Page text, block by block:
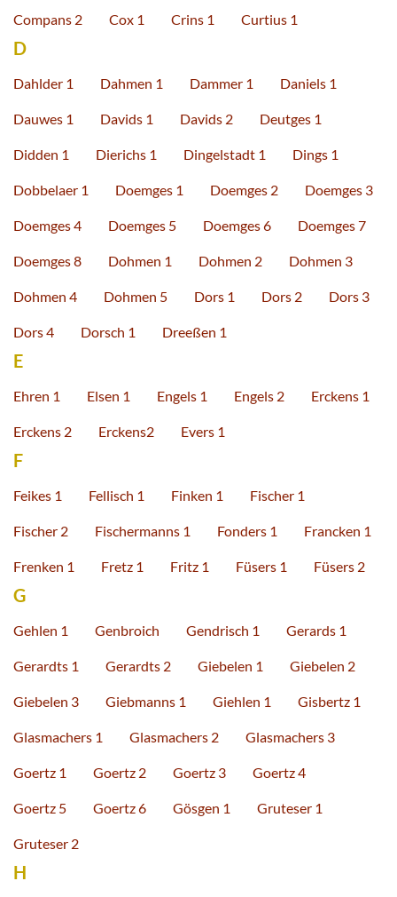
Compans 2 Cox 1 Crins 1 Curtius 1
D
Dahlder 1 Dahmen 1 Dammer 1 Daniels 1
Dauwes 1 Davids 1 Davids 2 Deutges 1
Didden 1 Dierichs 1 Dingelstadt 1 Dings 1
Dobbelaer 1 Doemges 1 Doemges 2 Doemges 3
Doemges 4 Doemges 5 Doemges 6 Doemges 7
Doemges 8 Dohmen 1 Dohmen 2 Dohmen 3
Dohmen 4 Dohmen 5 Dors 1 Dors 2 Dors 3
Dors 4 Dorsch 1 Dreeßen 1
E
Ehren 1 Elsen 1 Engels 1 Engels 2 Erckens 1
Erckens 2 Erckens2 Evers 1
F
Feikes 1 Fellisch 1 Finken 1 Fischer 1
Fischer 2 Fischermanns 1 Fonders 1 Francken 1
Frenken 1 Fretz 1 Fritz 1 Füsers 1 Füsers 2
G
Gehlen 1 Genbroich Gendrisch 1 Gerards 1
Gerardts 1 Gerardts 2 Giebelen 1 Giebelen 2
Giebelen 3 Giebmanns 1 Giehlen 1 Gisbertz 1
Glasmachers 1 Glasmachers 2 Glasmachers 3
Goertz 1 Goertz 2 Goertz 3 Goertz 4
Goertz 5 Goertz 6 Gösgen 1 Gruteser 1
Gruteser 2
H